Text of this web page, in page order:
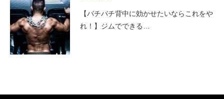
【バチバチ背中に効かせたいならこれをや
れ！】ジムでできる…